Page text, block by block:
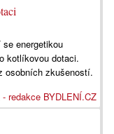
energetikou
kotlíkovou dotaci.
osobních zkušeností.
- redakce BYDLENÍ.CZ